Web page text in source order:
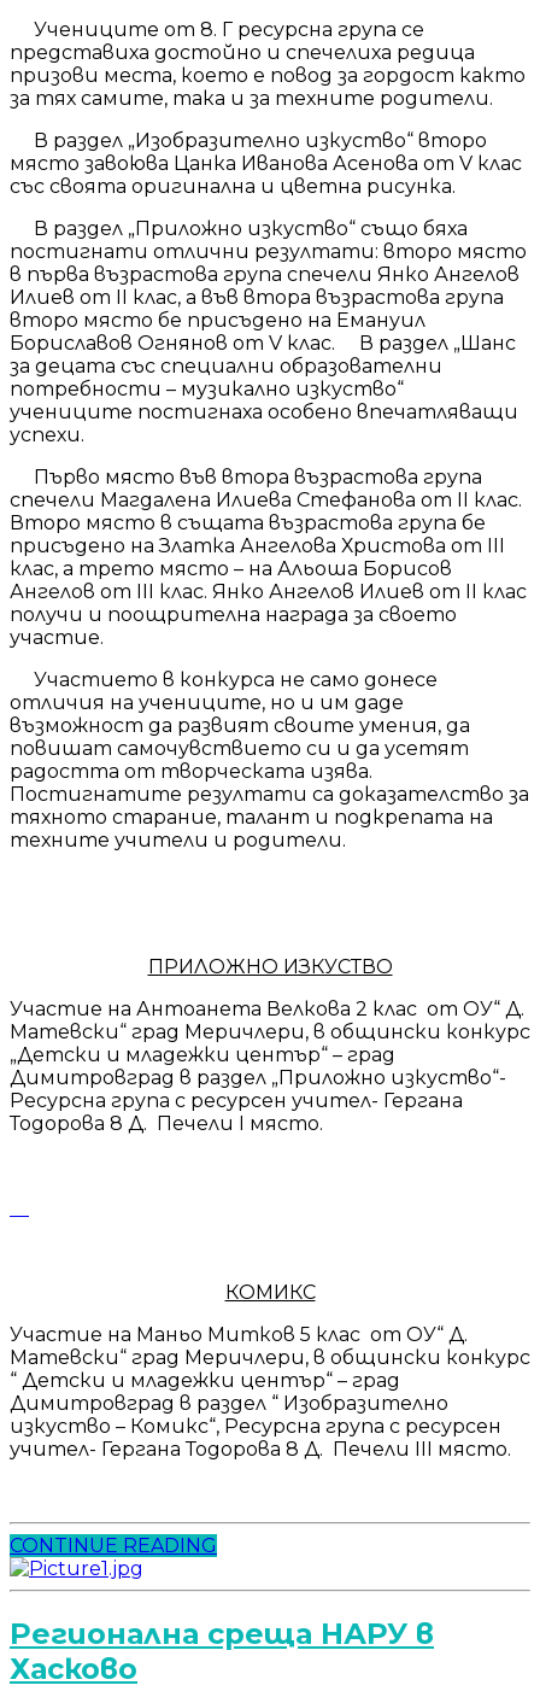
Учениците от 8. Г ресурсна група се
представиха достойно и спечелиха редица
призови места, което е повод за гордост както
за тях самите, така и за техните родители.
В раздел „Изобразително изкуство“ второ
място завоюва Цанка Иванова Асенова от V клас
със своята оригинална и цветна рисунка.
В раздел „Приложно изкуство“ също бяха
постигнати отлични резултати: второ място
в първа възрастова група спечели Янко Ангелов
Илиев от II клас, а във втора възрастова група
второ място бе присъдено на Емануил
Бориславов Огнянов от V клас. В раздел „Шанс
за децата със специални образователни
потребности – музикално изкуство“
учениците постигнаха особено впечатляващи
успехи.
Първо място във втора възрастова група
спечели Магдалена Илиева Стефанова от II клас.
Второ място в същата възрастова група бе
присъдено на Златка Ангелова Христова от III
клас, а трето място – на Альоша Борисов
Ангелов от III клас. Янко Ангелов Илиев от II клас
получи и поощрителна награда за своето
участие.
Участието в конкурса не само донесе
отличия на учениците, но и им даде
възможност да развият своите умения, да
повишат самочувствието си и да усетят
радостта от творческата изява.
Постигнатите резултати са доказателство за
тяхното старание, талант и подкрепата на
техните учители и родители.
ПРИЛОЖНО ИЗКУСТВО
Участие на Антоанета Велкова 2 клас от ОУ“ Д.
Матевски“ град Меричлери, в общински конкурс
„Детски и младежки център“ – град
Димитровград в раздел „Приложно изкуство“-
Ресурсна група с ресурсен учител- Гергана
Тодорова 8 Д. Печели I място.
КОМИКС
Участие на Маньо Митков 5 клас от ОУ“ Д.
Матевски“ град Меричлери, в общински конкурс
“ Детски и младежки център“ – град
Димитровград в раздел “ Изобразително
изкуство – Комикс“, Ресурсна група с ресурсен
учител- Гергана Тодорова 8 Д. Печели III място.
CONTINUE READING
Регионална среща НАРУ в
Хасково